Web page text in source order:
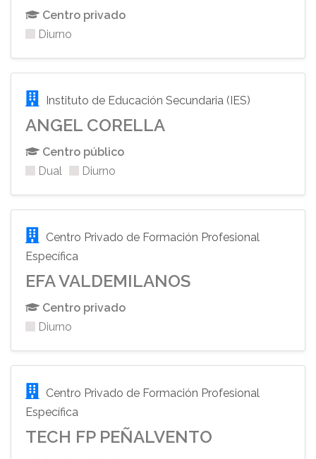
Centro privado
Diurno
Instituto de Educación Secundaria (IES)
ANGEL CORELLA
Centro público
Dual
Diurno
Centro Privado de Formación Profesional
Específica
EFA VALDEMILANOS
Centro privado
Diurno
Centro Privado de Formación Profesional
Específica
TECH FP PEÑALVENTO